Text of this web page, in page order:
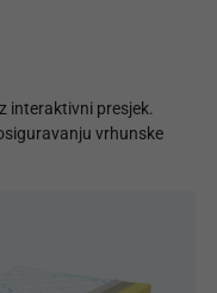
interaktivni presjek.
vrhunske